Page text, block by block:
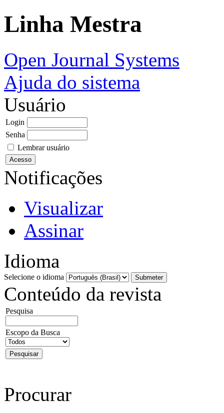
Linha Mestra
Open Journal Systems
Ajuda do sistema
Usuário
Login
Senha
Lembrar usuário
Notificações
Visualizar
Assinar
Idioma
Selecione o idioma
Conteúdo da revista
Pesquisa
Escopo da Busca
Procurar